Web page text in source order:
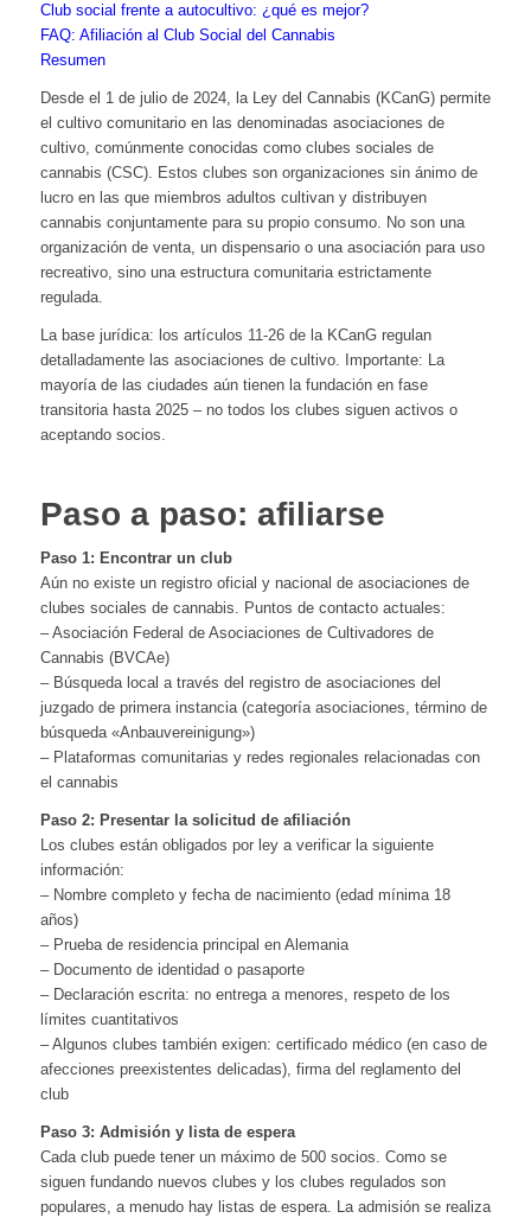
Club social frente a autocultivo: ¿qué es mejor?
FAQ: Afiliación al Club Social del Cannabis
Resumen
Desde el 1 de julio de 2024, la Ley del Cannabis (KCanG) permite
el cultivo comunitario en las denominadas asociaciones de
cultivo, comúnmente conocidas como clubes sociales de
cannabis (CSC). Estos clubes son organizaciones sin ánimo de
lucro en las que miembros adultos cultivan y distribuyen
cannabis conjuntamente para su propio consumo. No son una
organización de venta, un dispensario o una asociación para uso
recreativo, sino una estructura comunitaria estrictamente
regulada.
La base jurídica: los artículos 11-26 de la KCanG regulan
detalladamente las asociaciones de cultivo. Importante: La
mayoría de las ciudades aún tienen la fundación en fase
transitoria hasta 2025 – no todos los clubes siguen activos o
aceptando socios.
Paso a paso: afiliarse
Paso 1: Encontrar un club
Aún no existe un registro oficial y nacional de asociaciones de
clubes sociales de cannabis. Puntos de contacto actuales:
– Asociación Federal de Asociaciones de Cultivadores de
Cannabis (BVCAe)
– Búsqueda local a través del registro de asociaciones del
juzgado de primera instancia (categoría asociaciones, término de
búsqueda «Anbauvereinigung»)
– Plataformas comunitarias y redes regionales relacionadas con
el cannabis
Paso 2: Presentar la solicitud de afiliación
Los clubes están obligados por ley a verificar la siguiente
información:
– Nombre completo y fecha de nacimiento (edad mínima 18
años)
– Prueba de residencia principal en Alemania
– Documento de identidad o pasaporte
– Declaración escrita: no entrega a menores, respeto de los
límites cuantitativos
– Algunos clubes también exigen: certificado médico (en caso de
afecciones preexistentes delicadas), firma del reglamento del
club
Paso 3: Admisión y lista de espera
Cada club puede tener un máximo de 500 socios. Como se
siguen fundando nuevos clubes y los clubes regulados son
populares, a menudo hay listas de espera. La admisión se realiza